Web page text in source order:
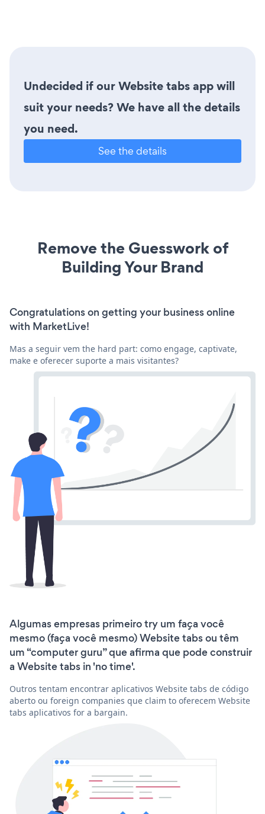
Undecided if our Website tabs app will
suit your needs? We have all the details
you need.
See the details
Remove the Guesswork of
Building Your Brand
Congratulations on getting your business online
with MarketLive!
Mas a seguir vem the hard part: como engage, captivate,
make e oferecer suporte a mais visitantes?
Algumas empresas primeiro try um faça você
mesmo (faça você mesmo) Website tabs ou têm
um “computer guru” que afirma que pode construir
a Website tabs in 'no time'.
Outros tentam encontrar aplicativos Website tabs de código
aberto ou foreign companies que claim to oferecem Website
tabs aplicativos for a bargain.